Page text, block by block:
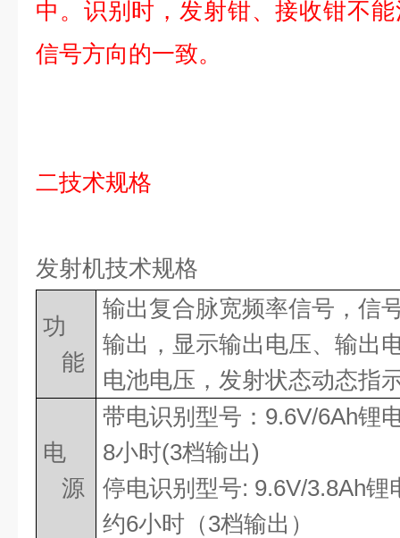
中。 识别时，发射钳、接收钳不
信号方向的一致。
二技术规格
发射机技术规格
功
能
输出复合脉宽频率信号，信
输出，显示输出电压、输出
电池电压，发射状态动态指
电
源
带电识别型号： 9.6V/6Ah锂
8小时(3档输出)
停电识别型号: 9.6V/3.8Ah锂
约6小时（3档输出）